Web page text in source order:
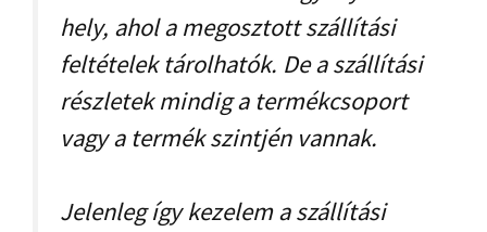
hely, ahol a megosztott szállítási
feltételek tárolhatók. De a szállítási
részletek mindig a termékcsoport
vagy a termék szintjén vannak.
Jelenleg így kezelem a szállítási